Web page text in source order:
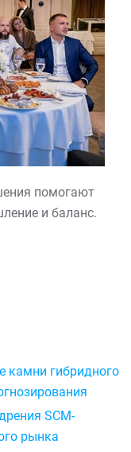
помогают
и баланс.
камни гибридного
SCM-
рынка